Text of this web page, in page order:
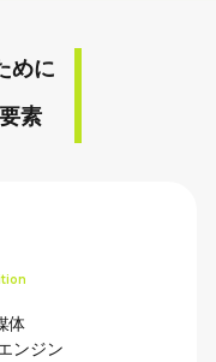
めに
素
体
ンジン